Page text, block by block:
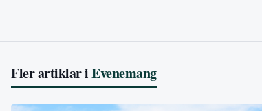
Fler artiklar iEvenemang